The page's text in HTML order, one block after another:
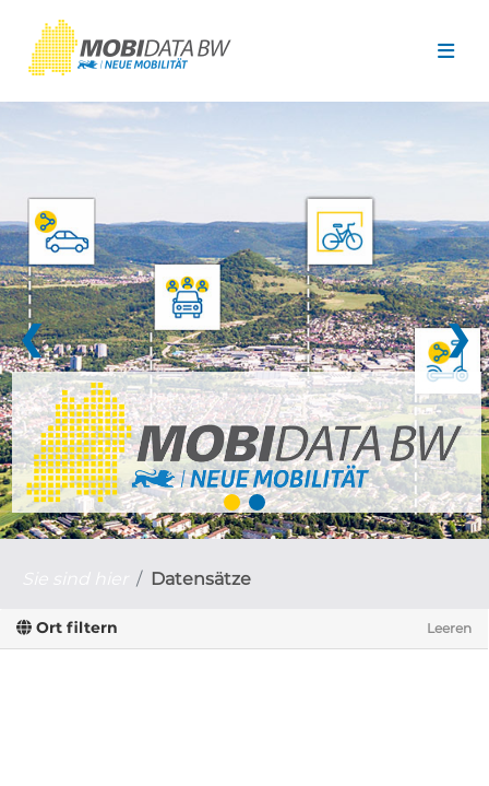
❮ ❯
Datensätze
Ort filtern Leeren